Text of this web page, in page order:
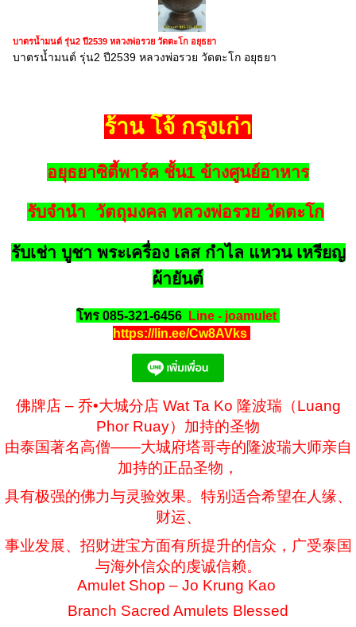
บาตรน้ำมนต์ รุ่น2 ปี2539 หลวงพ่อรวย วัดตะโก อยุธยา
บาตรน้ำมนต์ รุ่น2 ปี2539 หลวงพ่อรวย วัดตะโก อยุธยา
ร้าน โจ้ กรุงเก่า
อยุธยาซิตี้พาร์ค ชั้น1 ข้างศูนย์อาหาร
รับจำนำ วัตถุมงคล หลวงพ่อรวย วัดตะโก
รับเช่า บูชา พระเครื่อง เลส กำไล แหวน เหรียญ
ผ้ายันต์
โทร 085-321-6456 Line - joamulet
https://lin.ee/Cw8AVks
佛牌店 – 乔•大城分店 Wat Ta Ko 隆波瑞（Luang
Phor Ruay）加持的圣物
由泰国著名高僧——大城府塔哥寺的隆波瑞大师亲自
加持的正品圣物，
具有极强的佛力与灵验效果。特别适合希望在人缘、
财运、
事业发展、招财进宝方面有所提升的信众，广受泰国
与海外信众的虔诚信赖。
Amulet Shop – Jo Krung Kao
Branch Sacred Amulets Blessed